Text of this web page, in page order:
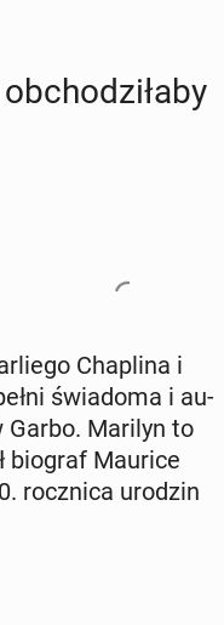
Cha­pli­na i
świa­do­ma i au­
Marilyn to
biograf Maurice
rocz­ni­ca urodzin